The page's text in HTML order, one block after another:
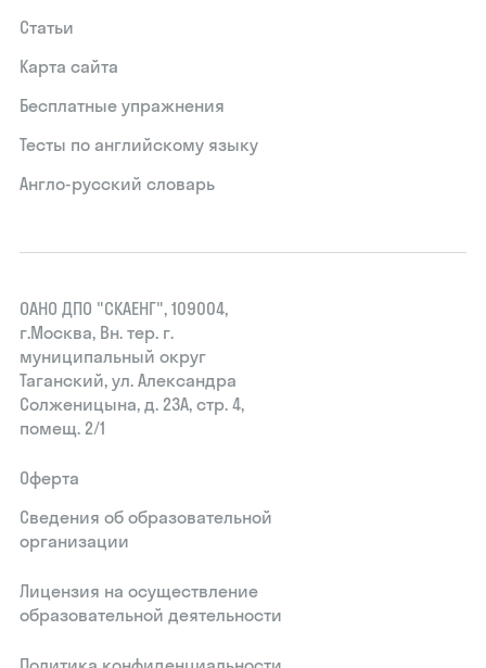
Статьи
Карта сайта
Бесплатные упражнения
Тесты по английскому языку
Англо-русский словарь
ОАНО ДПО "СКАЕНГ", 109004,
г.Москва, Вн. тер. г.
муниципальный округ
Таганский, ул. Александра
Солженицына, д. 23А, стр. 4,
помещ. 2/1
Оферта
Сведения об образовательной
организации
Лицензия на осуществление
образовательной деятельности